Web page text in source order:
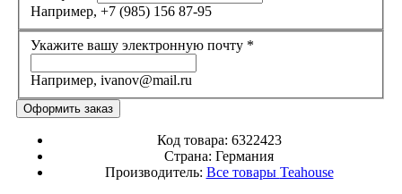
Например, +7 (985) 156 87-95
Укажите вашу электронную почту *
Например, ivanov@mail.ru
Код товара: 6322423
Страна: Германия
Производитель: Все товары Teahouse